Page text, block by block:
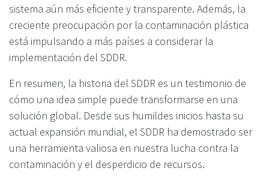
sistema aún más eficiente y transparente. Además, la
creciente preocupación por la contaminación plástica
está impulsando a más países a considerar la
implementación del SDDR.
En resumen, la historia del SDDR es un testimonio de
cómo una idea simple puede transformarse en una
solución global. Desde sus humildes inicios hasta su
actual expansión mundial, el SDDR ha demostrado ser
una herramienta valiosa en nuestra lucha contra la
contaminación y el desperdicio de recursos.